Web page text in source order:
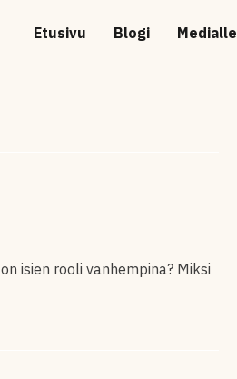
Etusivu Blogi Medialle
isien rooli vanhempina? Miksi